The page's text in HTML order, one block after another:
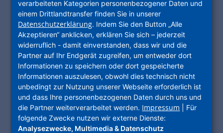
(brutto)
Kaution
3.501,00 €
GEBÄUDE
Baujahr
2026
Heizungsart
Fußbodenheizung
Energieträger
Fernwärme ,
Blockheizkraftwerk
Energieausweis
BEDARFSAUSWEIS
KLASSE B
53.50 kWh/(m²*a)
verarbeiteten Kategorien personenbezogener Daten und
einem Drittlandtransfer finden Sie in unserer
Datenschutzerklärung. Indem Sie den Button „Alle
Akzeptieren“ anklicken, erklären Sie sich – jederzeit
widerruflich - damit einverstanden, dass wir und die
Partner auf Ihr Endgerät zugreifen, um entweder dort
Informationen zu speichern oder dort gespeicherte
Informationen auszulesen, obwohl dies technisch nicht
unbedingt zur Nutzung unserer Webseite erforderlich ist
und dass Ihre personenbezogenen Daten durch uns und
die Partner weiterverarbeitet werden. Impressum | Für
folgende Zwecke nutzen wir externe Dienste:
Analysezwecke, Multimedia & Datenschutz